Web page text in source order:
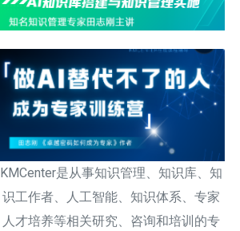
KMCenter是从事知识管理、知识库、知
识工作者、人工智能、知识体系、专家
人才培养等相关研究、咨询和培训的专